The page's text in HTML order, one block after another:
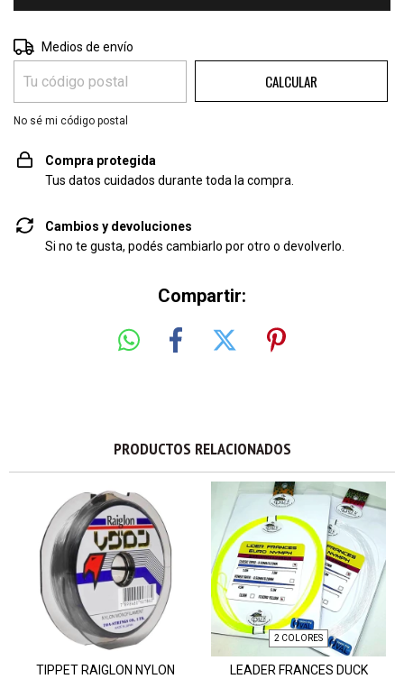
Entregas para el CP:
Medios de envío
CALCULAR
No sé mi código postal
Compra protegida
Tus datos cuidados durante toda la compra.
Cambios y devoluciones
Si no te gusta, podés cambiarlo por otro o devolverlo.
Compartir:
PRODUCTOS RELACIONADOS
TIPPET RAIGLON NYLON
2 COLORES
LEADER FRANCES DUCK